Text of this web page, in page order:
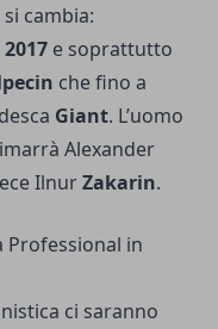
cambia:
e soprattutto
che fino a
Giant. L’uomo
Alexander
IlnurZakarin.
Professional in
ci saranno